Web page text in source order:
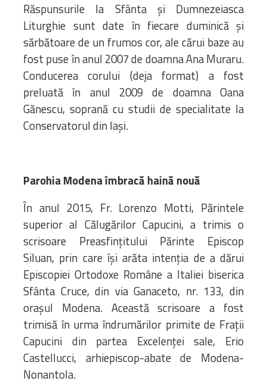
Răspunsurile la Sfânta şi Dumnezeiasca
Liturghie sunt date în fiecare duminică şi
sărbătoare de un frumos cor, ale cărui baze au
fost puse în anul 2007 de doamna Ana Muraru.
Conducerea corului (deja format) a fost
preluată în anul 2009 de doamna Oana
Gănescu, soprană cu studii de specialitate la
Conservatorul din Iaşi.
Parohia Modena îmbracă haină nouă
În anul 2015, Fr. Lorenzo Motti, Părintele
superior al Călugărilor Capucini, a trimis o
scrisoare Preasfințitului Părinte Episcop
Siluan, prin care își arăta intenția de a dărui
Episcopiei Ortodoxe Române a Italiei biserica
Sfânta Cruce, din via Ganaceto, nr. 133, din
orașul Modena. Această scrisoare a fost
trimisă în urma îndrumărilor primite de Frații
Capucini din partea Excelenței sale, Erio
Castellucci, arhiepiscop-abate de Modena-
Nonantola.